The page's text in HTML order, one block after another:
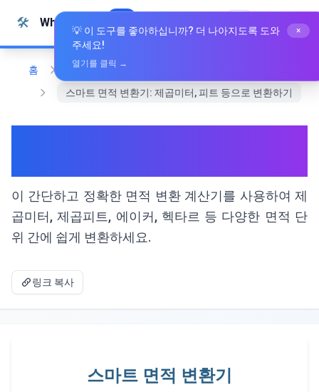
본문으로 건너뛰기
🛠️ Whiz Tools
홈
변환 도구
스마트 면적 변환기: 제곱미터, 피트 등으로 변환하기
이 간단하고 정확한 면적 변환 계산기를 사용하여 제
곱미터, 제곱피트, 에이커, 헥타르 등 다양한 면적 단
위 간에 쉽게 변환하세요.
링크 복사
스마트 면적 변환기
💡 이 도구를 좋아하십니까? 더 나아지도록 도와
주세요!
×
열기를 클릭 →